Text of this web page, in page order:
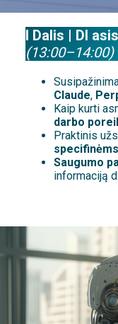
I Dalis | DI
(13:00–14:00)
Claude,
Kaip kurti
darbo
Praktinis
Saugumo
informaciją